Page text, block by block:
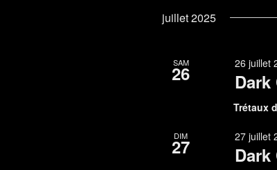
juillet 2025
SAM
26 26 juillet
Trétaux
DIM
27 27 juillet